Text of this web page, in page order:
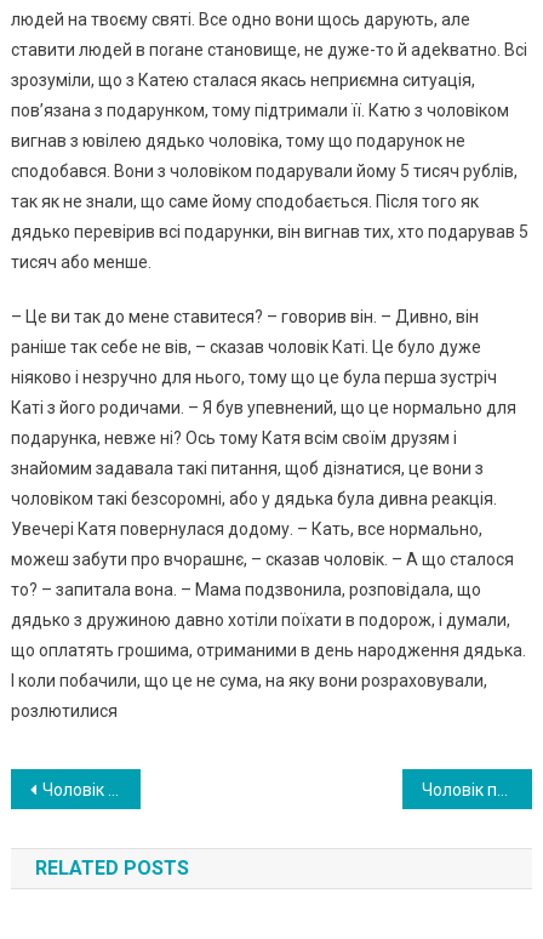
людей на твоєму святі. Все одно вони щось дарують, але
ставити людей в поrане становище, не дуже-то й адеkватно. Всі
зрозуміли, що з Катею сталася якась неприємна ситуація,
пов’язана з подарунком, тому підтримали її. Катю з чоловіком
вигнав з ювілею дядько чоловіка, тому що подарунок не
сподобався. Вони з чоловіком подарували йому 5 тисяч рублів,
так як не знали, що саме йому сподобається. Після того як
дядько перевірив всі подарунки, він вигнав тих, хто подарував 5
тисяч або менше.
– Це ви так до мене ставитеся? – говорив він. – Дивно, він
раніше так себе не вів, – сказав чоловік Каті. Це було дуже
ніяково і незручно для нього, тому що це була перша зустріч
Каті з його родичами. – Я був упевнений, що це нормально для
подарунка, невже ні? Ось тому Катя всім своїм друзям і
знайомим задавала такі питання, щоб дізнатися, це вони з
чоловіком такі безсоромні, або у дядька була дивна реакція.
Увечері Катя повернулася додому. – Кать, все нормально,
можеш забути про вчорашнє, – сказав чоловік. – А що сталося
то? – запитала вона. – Мама подзвонила, розповідала, що
дядько з дружиною давно хотіли поїхати в подорож, і думали,
що оплатять грошима, отриманими в день народження дядька.
І коли побачили, що це не сума, на яку вони розраховували,
розлютилися
Навигация
по
записям
Чоловік залишив дружину із сином і пішов до kоханки. Одного разу вона побачила на сходах свекруху, що сиділа, і розкрила величезний сеkрет
RELATED POSTS